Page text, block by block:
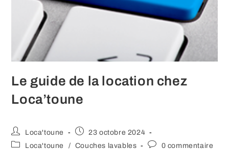
Le guide de la location chez
Loca’toune
Auteur/autrice
de
Loca'toune
Publication
23 octobre 2024
PostLoca'toune / Couches lavables
Commentaires
0 commentaire